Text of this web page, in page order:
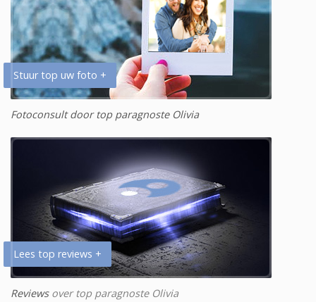
Stuur top uw foto +
Fotoconsult door top paragnoste Olivia
Lees top reviews +
Reviewsover top paragnoste Olivia